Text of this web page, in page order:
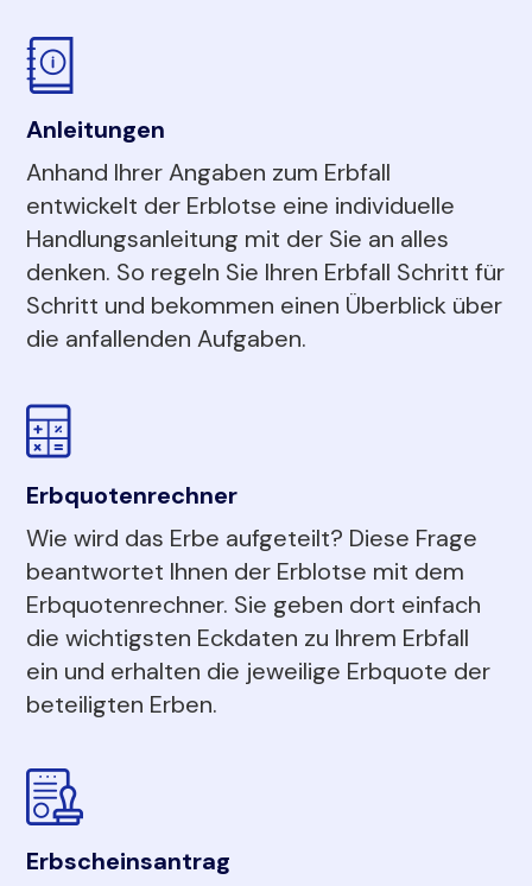
Anleitungen
Anhand Ihrer Angaben zum Erbfall
entwickelt der Erblotse eine individuelle
Handlungsanleitung mit der Sie an alles
denken. So regeln Sie Ihren Erbfall Schritt für
Schritt und bekommen einen Überblick über
die anfallenden Aufgaben.
Erbquotenrechner
Wie wird das Erbe aufgeteilt? Diese Frage
beantwortet Ihnen der Erblotse mit dem
Erbquotenrechner. Sie geben dort einfach
die wichtigsten Eckdaten zu Ihrem Erbfall
ein und erhalten die jeweilige Erbquote der
beteiligten Erben.
Erbscheinsantrag